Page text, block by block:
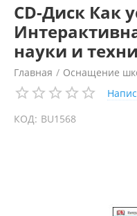
CD-Диск Как
науки и
Главная / Оснащение
КОД: BU1568